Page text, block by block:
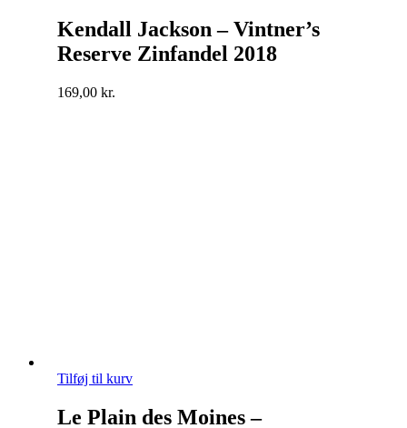
Kendall Jackson – Vintner’s
Reserve Zinfandel 2018
169,00 kr.
Tilføj til kurv
Le Plain des Moines –